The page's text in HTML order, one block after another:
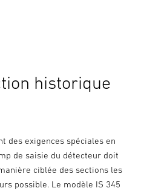
historique
des exigences spéciales en
de saisie du détecteur doit
ciblée des sections les
possible. Le modèle IS 345